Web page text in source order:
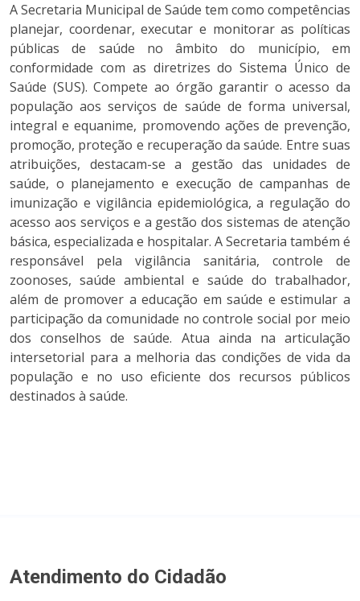
A Secretaria Municipal de Saúde tem como competências
planejar, coordenar, executar e monitorar as políticas
públicas de saúde no âmbito do município, em
conformidade com as diretrizes do Sistema Único de
Saúde (SUS). Compete ao órgão garantir o acesso da
população aos serviços de saúde de forma universal,
integral e equanime, promovendo ações de prevenção,
promoção, proteção e recuperação da saúde. Entre suas
atribuições, destacam-se a gestão das unidades de
saúde, o planejamento e execução de campanhas de
imunização e vigilância epidemiológica, a regulação do
acesso aos serviços e a gestão dos sistemas de atenção
básica, especializada e hospitalar. A Secretaria também é
responsável pela vigilância sanitária, controle de
zoonoses, saúde ambiental e saúde do trabalhador,
além de promover a educação em saúde e estimular a
participação da comunidade no controle social por meio
dos conselhos de saúde. Atua ainda na articulação
intersetorial para a melhoria das condições de vida da
população e no uso eficiente dos recursos públicos
destinados à saúde.
Atendimento do Cidadão